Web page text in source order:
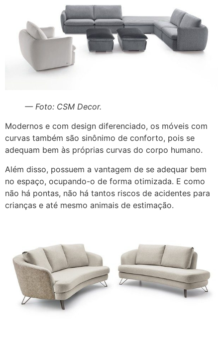
— Foto: CSM Decor.
Modernos e com design diferenciado, os móveis com
curvas também são sinônimo de conforto, pois se
adequam bem às próprias curvas do corpo humano.
Além disso, possuem a vantagem de se adequar bem
no espaço, ocupando-o de forma otimizada. E como
não há pontas, não há tantos riscos de acidentes para
crianças e até mesmo animais de estimação.